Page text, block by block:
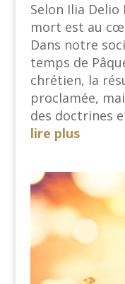
Selon Ilia
mort est au
Dans notre
temps de
chrétien, la
proclamée,
des doctrines
lire plus